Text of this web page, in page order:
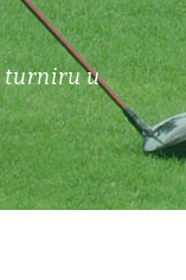
turniru u